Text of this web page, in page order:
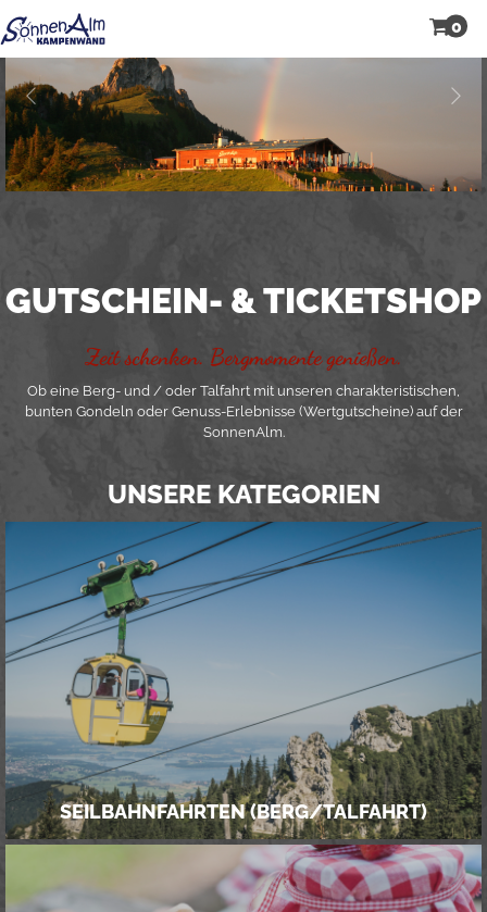
0
GUTSCHEIN- & TICKETSHOP
Zeit schenken. Bergmomente genießen.
Ob eine Berg- und / oder Talfahrt mit unseren charakteristischen,
bunten Gondeln oder Genuss-Erlebnisse (Wertgutscheine) auf der
SonnenAlm.
UNSERE KATEGORIEN
SEILBAHNFAHRTEN (BERG/TALFAHRT)